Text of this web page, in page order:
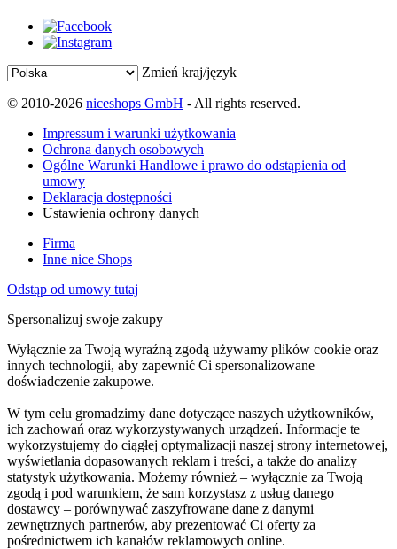
Zmień kraj/język
© 2010-2026 niceshops GmbH - All rights reserved.
Impressum i warunki użytkowania
Ochrona danych osobowych
Ogólne Warunki Handlowe i prawo do odstąpienia od
umowy
Deklaracja dostępności
Ustawienia ochrony danych
Firma
Inne nice Shops
Odstąp od umowy tutaj
Spersonalizuj swoje zakupy
Wyłącznie za Twoją wyraźną zgodą używamy plików cookie oraz
innych technologii, aby zapewnić Ci spersonalizowane
doświadczenie zakupowe.
W tym celu gromadzimy dane dotyczące naszych użytkowników,
ich zachowań oraz wykorzystywanych urządzeń. Informacje te
wykorzystujemy do ciągłej optymalizacji naszej strony internetowej,
wyświetlania dopasowanych reklam i treści, a także do analizy
statystyk użytkowania. Możemy również – wyłącznie za Twoją
zgodą i pod warunkiem, że sam korzystasz z usług danego
dostawcy – porównywać zaszyfrowane dane z danymi
zewnętrznych partnerów, aby prezentować Ci oferty za
pośrednictwem ich kanałów reklamowych online.